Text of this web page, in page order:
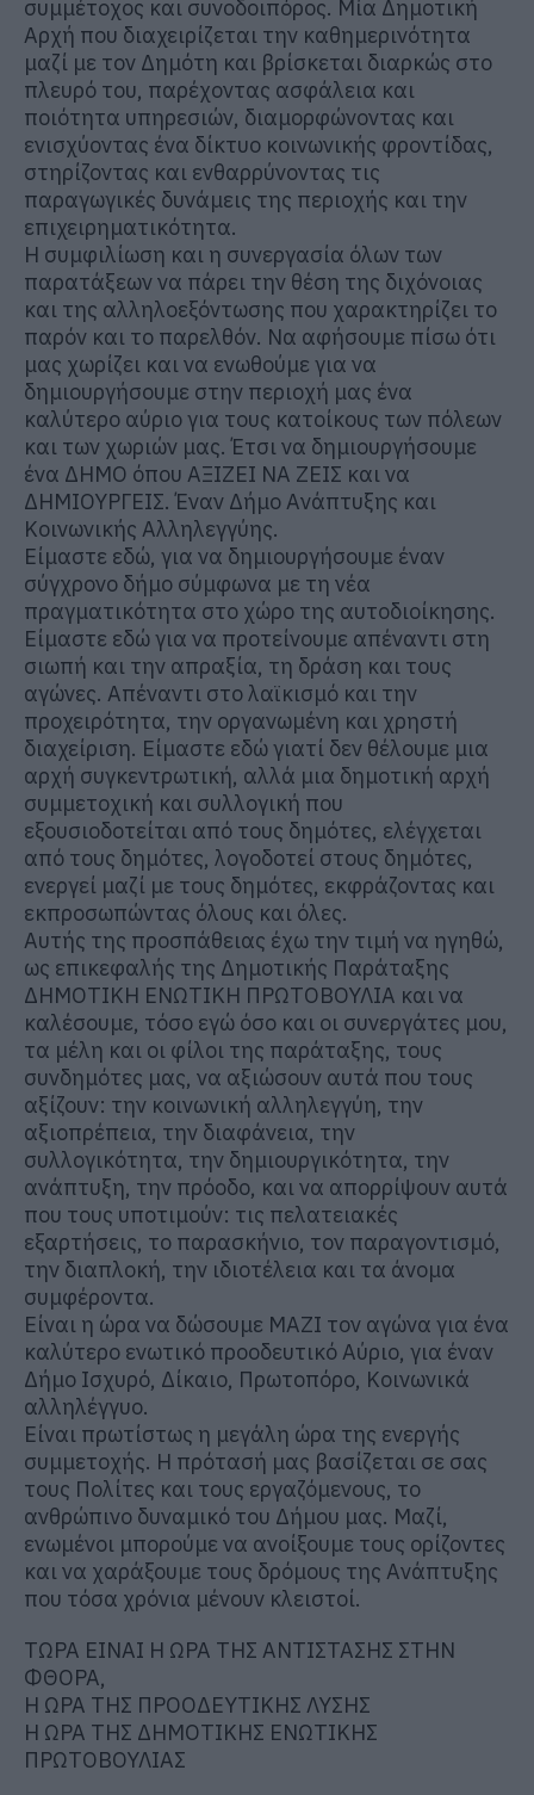
συμμέτοχος και συνοδοιπόρος. Μία Δημοτική
Αρχή που διαχειρίζεται την καθημερινότητα
μαζί με τον Δημότη και βρίσκεται διαρκώς στο
πλευρό του, παρέχοντας ασφάλεια και
ποιότητα υπηρεσιών, διαμορφώνοντας και
ενισχύοντας ένα δίκτυο κοινωνικής φροντίδας,
στηρίζοντας και ενθαρρύνοντας τις
παραγωγικές δυνάμεις της περιοχής και την
επιχειρηματικότητα.
Η συμφιλίωση και η συνεργασία όλων των
παρατάξεων να πάρει την θέση της διχόνοιας
και της αλληλοεξόντωσης που χαρακτηρίζει το
παρόν και το παρελθόν. Να αφήσουμε πίσω ότι
μας χωρίζει και να ενωθούμε για να
δημιουργήσουμε στην περιοχή μας ένα
καλύτερο αύριο για τους κατοίκους των πόλεων
και των χωριών μας. Έτσι να δημιουργήσουμε
ένα ΔΗΜΟ όπου ΑΞΙΖΕΙ ΝΑ ΖΕΙΣ και να
ΔΗΜΙΟΥΡΓΕΙΣ. Έναν Δήμο Ανάπτυξης και
Κοινωνικής Αλληλεγγύης.
Είμαστε εδώ, για να δημιουργήσουμε έναν
σύγχρονο δήμο σύμφωνα με τη νέα
πραγματικότητα στο χώρο της αυτοδιοίκησης.
Είμαστε εδώ για να προτείνουμε απέναντι στη
σιωπή και την απραξία, τη δράση και τους
αγώνες. Απέναντι στο λαϊκισμό και την
προχειρότητα, την οργανωμένη και χρηστή
διαχείριση. Είμαστε εδώ γιατί δεν θέλουμε μια
αρχή συγκεντρωτική, αλλά μια δημοτική αρχή
συμμετοχική και συλλογική που
εξουσιοδοτείται από τους δημότες, ελέγχεται
από τους δημότες, λογοδοτεί στους δημότες,
ενεργεί μαζί με τους δημότες, εκφράζοντας και
εκπροσωπώντας όλους και όλες.
Αυτής της προσπάθειας έχω την τιμή να ηγηθώ,
ως επικεφαλής της Δημοτικής Παράταξης
ΔΗΜΟΤΙΚΗ ΕΝΩΤΙΚΗ ΠΡΩΤΟΒΟΥΛΙΑ και να
καλέσουμε, τόσο εγώ όσο και οι συνεργάτες μου,
τα μέλη και οι φίλοι της παράταξης, τους
συνδημότες μας, να αξιώσουν αυτά που τους
αξίζουν: την κοινωνική αλληλεγγύη, την
αξιοπρέπεια, την διαφάνεια, την
συλλογικότητα, την δημιουργικότητα, την
ανάπτυξη, την πρόοδο, και να απορρίψουν αυτά
που τους υποτιμούν: τις πελατειακές
εξαρτήσεις, το παρασκήνιο, τον παραγοντισμό,
την διαπλοκή, την ιδιοτέλεια και τα άνομα
συμφέροντα.
Είναι η ώρα να δώσουμε ΜΑΖΙ τον αγώνα για ένα
καλύτερο ενωτικό προοδευτικό Αύριο, για έναν
Δήμο Ισχυρό, Δίκαιο, Πρωτοπόρο, Κοινωνικά
αλληλέγγυο.
Είναι πρωτίστως η μεγάλη ώρα της ενεργής
συμμετοχής. Η πρότασή μας βασίζεται σε σας
τους Πολίτες και τους εργαζόμενους, το
ανθρώπινο δυναμικό του Δήμου μας. Μαζί,
ενωμένοι μπορούμε να ανοίξουμε τους ορίζοντες
και να χαράξουμε τους δρόμους της Ανάπτυξης
που τόσα χρόνια μένουν κλειστοί.
ΤΩΡΑ ΕΙΝΑΙ Η ΩΡΑ ΤΗΣ ΑΝΤΙΣΤΑΣΗΣ ΣΤΗΝ
ΦΘΟΡΑ,
Η ΩΡΑ ΤΗΣ ΠΡΟΟΔΕΥΤΙΚΗΣ ΛΥΣΗΣ
Η ΩΡΑ ΤΗΣ ΔΗΜΟΤΙΚΗΣ ΕΝΩΤΙΚΗΣ
ΠΡΩΤΟΒΟΥΛΙΑΣ